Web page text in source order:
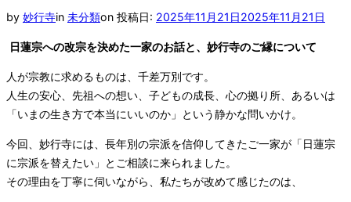
by 妙行寺in 未分類on 投稿日: 2025年11月21日2025年11月21日
日蓮宗への改宗を決めた一家のお話と、妙行寺のご縁について
人が宗教に求めるものは、千差万別です。
人生の安心、先祖への想い、子どもの成長、心の拠り所、あるいは
「いまの生き方で本当にいいのか」という静かな問いかけ。
今回、妙行寺には、長年別の宗派を信仰してきたご一家が「日蓮宗
に宗派を替えたい」とご相談に来られました。
その理由を丁寧に伺いながら、私たちが改めて感じたのは、